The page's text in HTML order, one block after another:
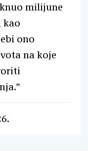
milijune
kao
ono
na koje